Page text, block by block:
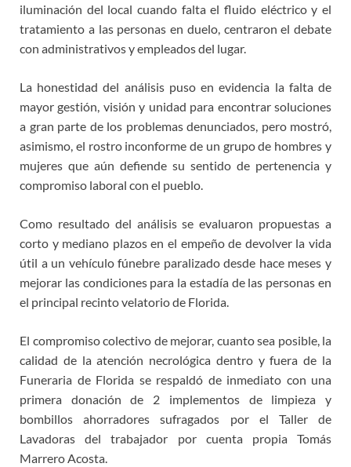
iluminación del local cuando falta el fluido eléctrico y el
tratamiento a las personas en duelo, centraron el debate
con administrativos y empleados del lugar.
La honestidad del análisis puso en evidencia la falta de
mayor gestión, visión y unidad para encontrar soluciones
a gran parte de los problemas denunciados, pero mostró,
asimismo, el rostro inconforme de un grupo de hombres y
mujeres que aún defiende su sentido de pertenencia y
compromiso laboral con el pueblo.
Como resultado del análisis se evaluaron propuestas a
corto y mediano plazos en el empeño de devolver la vida
útil a un vehículo fúnebre paralizado desde hace meses y
mejorar las condiciones para la estadía de las personas en
el principal recinto velatorio de Florida.
El compromiso colectivo de mejorar, cuanto sea posible, la
calidad de la atención necrológica dentro y fuera de la
Funeraria de Florida se respaldó de inmediato con una
primera donación de 2 implementos de limpieza y
bombillos ahorradores sufragados por el Taller de
Lavadoras del trabajador por cuenta propia Tomás
Marrero Acosta.